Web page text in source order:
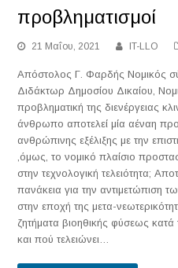
προβληματισμοί
21 Μαΐου, 2021 IT-LLO
Απόστολος Γ. Φαρδής Νομικός
Διδάκτωρ Δημοσίου Δικαίου,
προβληματική της διενέργειας
άνθρωπο αποτελεί μία αέναη
ανθρώπινης εξέλιξης με την
,όμως, το νομικό πλαίσιο
στην τεχνολογική τελειότητα;
πανάκεια για την αντιμετώπιση
στην εποχή της μετα-
ζητήματα βιοηθικής φύσεως κατά
και πού τελειώνει…